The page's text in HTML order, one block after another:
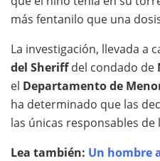
más fentanilo que una
La investigación, llevada a
del Sheriffdel condado de
el Departamentode
ha determinado que las
las únicas responsables
Lea también: Un hombre